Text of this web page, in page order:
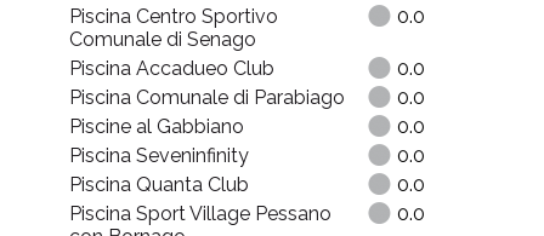
Piscina Centro Sportivo
Comunale di Senago
0.0
Piscina Accadueo Club
0.0
Piscina Comunale di Parabiago
0.0
Piscine al Gabbiano
0.0
Piscina Seveninfinity
0.0
Piscina Quanta Club
0.0
Piscina Sport Village Pessano
0.0